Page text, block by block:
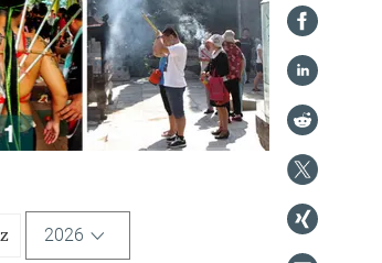
2026